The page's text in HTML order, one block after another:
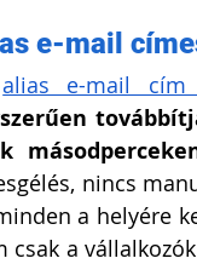
e-mail
alias e-mail cím
nincs
a helyére
csak a